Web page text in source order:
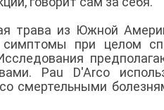
трава из Южной
симптомы при целом
Pau D'Arco
смертельными